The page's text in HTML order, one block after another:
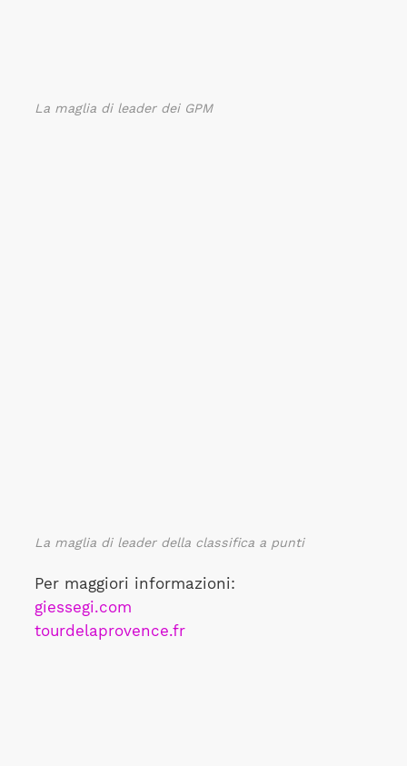
La maglia di leader dei GPM
La maglia di leader della classifica a punti
Per maggiori informazioni:
giessegi.com
tourdelaprovence.fr